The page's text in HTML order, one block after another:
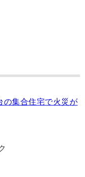
の集合住宅で火災が